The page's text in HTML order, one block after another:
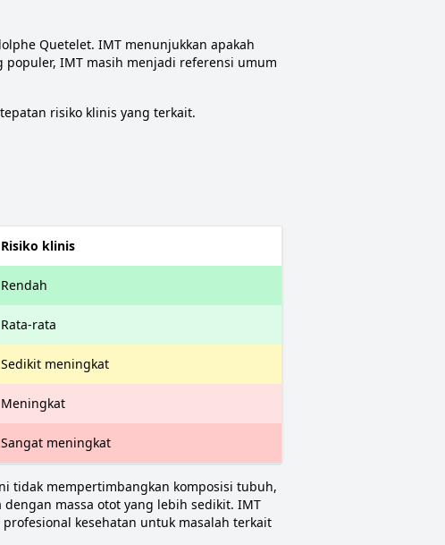
Quetelet. IMT menunjukkan apakah
IMT masih menjadi referensi umum
risiko klinis yang terkait.
Risiko klinis
Rendah
Rata-rata
Sedikit meningkat
Meningkat
Sangat meningkat
tidak mempertimbangkan komposisi tubuh,
massa otot yang lebih sedikit. IMT
kesehatan untuk masalah terkait